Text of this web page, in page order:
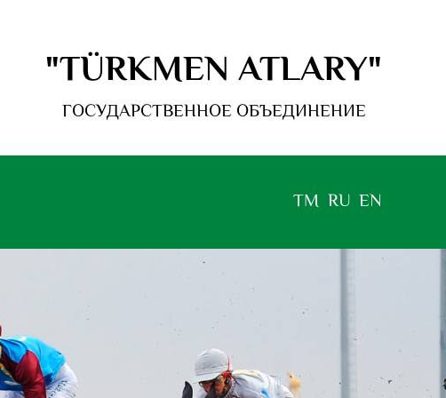
"TÜRKMEN ATLARY"
ГОСУДАРСТВЕННОЕ ОБЪЕДИНЕНИЕ
TM RU EN